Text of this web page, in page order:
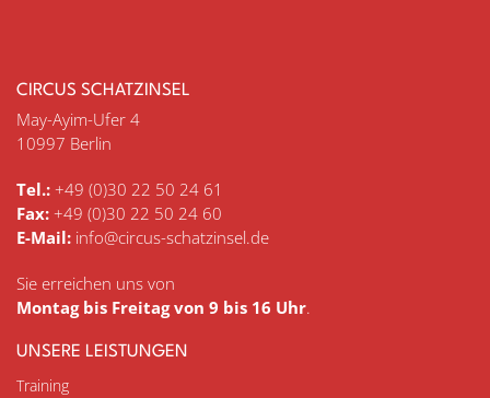
CIRCUS SCHATZINSEL
May-Ayim-Ufer 4
10997 Berlin
Tel.: +49 (0)30 22 50 24 61
Fax: +49 (0)30 22 50 24 60
E-Mail: info@circus-schatzinsel.de
Sie erreichen uns von
Montag bis Freitag von 9 bis 16 Uhr.
UNSERE LEISTUNGEN
Navigation
Training